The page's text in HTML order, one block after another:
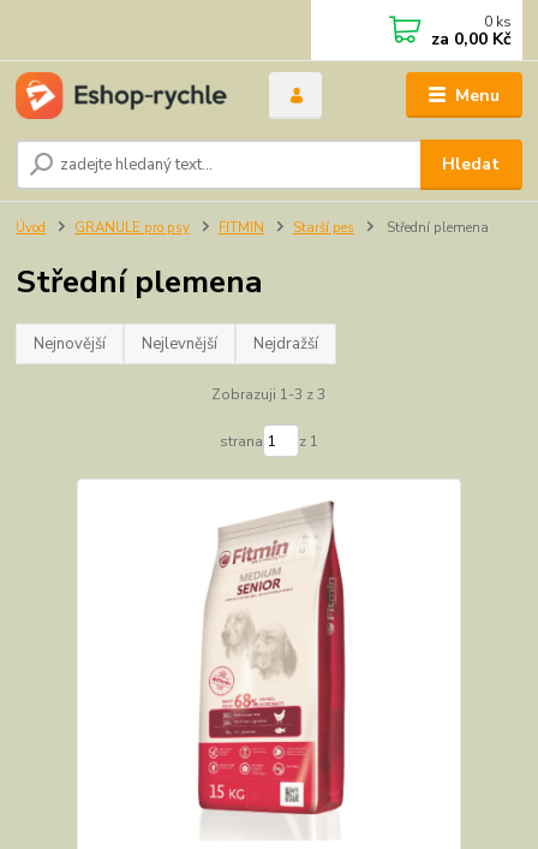
Menu
Hledat
0 ks
za 0,00 Kč
Úvod GRANULE pro psy FITMIN Starší pes Střední plemena
Střední plemena
Nejnovější Nejlevnější Nejdražší
Zobrazuji 1-3 z 3
strana z 1